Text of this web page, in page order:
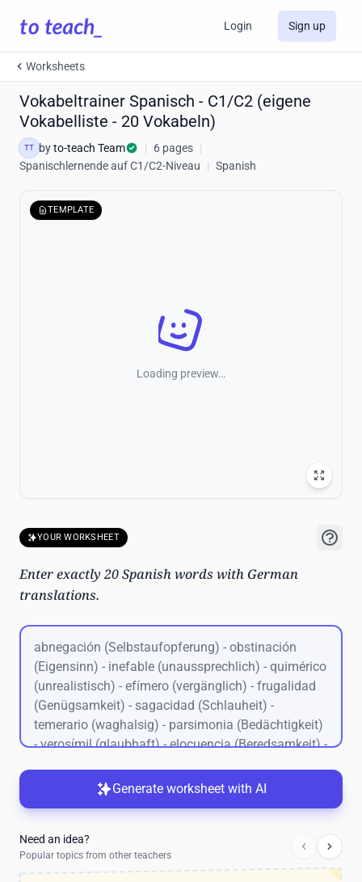
Login Sign up
Worksheets
Vokabeltrainer Spanisch - C1/C2 (eigene
Vokabelliste - 20 Vokabeln)
TT byto-teach Team | 6 pages |
Spanischlernende auf C1/C2-Niveau
| Spanish
TEMPLATE
Loading preview…
YOUR WORKSHEET
Enter exactly 20 Spanish words with German
translations.
Generate worksheet with AI
Need an idea?
Popular topics from other teachers